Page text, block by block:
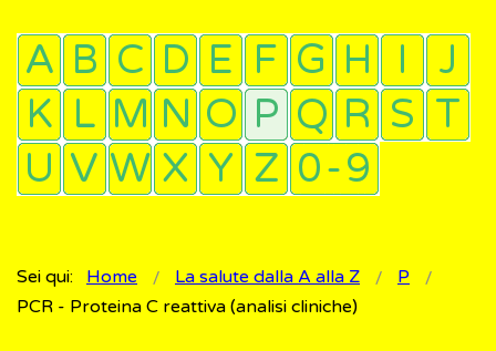
Sei qui: Home La salute dalla A alla Z
P
PCR - Proteina C reattiva (analisi cliniche)